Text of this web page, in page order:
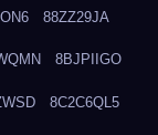
88ZZ29JA
8BJPIIGO
8C2C6QL5